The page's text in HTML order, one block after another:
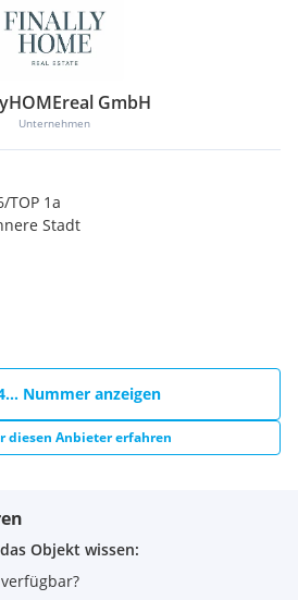
GmbH
Unternehmen
1a
Stadt
Nummer anzeigen
diesen Anbieter erfahren
Objekt wissen: